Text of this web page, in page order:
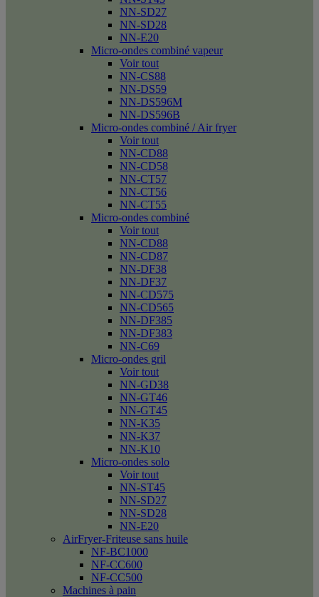
NN-SD27
NN-SD28
NN-E20
Micro-ondes combiné vapeur
Voir tout
NN-CS88
NN-DS59
NN-DS596M
NN-DS596B
Micro-ondes combiné / Air fryer
Voir tout
NN-CD88
NN-CD58
NN-CT57
NN-CT56
NN-CT55
Micro-ondes combiné
Voir tout
NN-CD88
NN-CD87
NN-DF38
NN-DF37
NN-CD575
NN-CD565
NN-DF385
NN-DF383
NN-C69
Micro-ondes gril
Voir tout
NN-GD38
NN-GT46
NN-GT45
NN-K35
NN-K37
NN-K10
Micro-ondes solo
Voir tout
NN-ST45
NN-SD27
NN-SD28
NN-E20
AirFryer-Friteuse sans huile
NF-BC1000
NF-CC600
NF-CC500
Machines à pain